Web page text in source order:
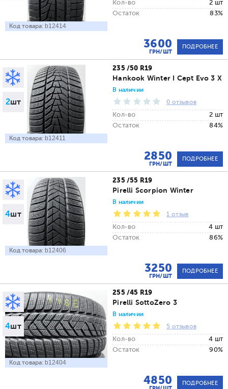
Код товара: b12414
Кол-во
2 шт
Остаток
83%
3600
ГРН/ШТ
ПОДРОБНЕЕ
2шт
Код товара: b12411
235 /50 R19
Hankook Winter I Cept Evo 3 X
В наличии
0 отзывов
Кол-во
2 шт
Остаток
84%
2850
ГРН/ШТ
ПОДРОБНЕЕ
4шт
Код товара: b12406
235 /55 R19
Pirelli Scorpion Winter
В наличии
1 отзыв
Кол-во
4 шт
Остаток
86%
3250
ГРН/ШТ
ПОДРОБНЕЕ
4шт
Код товара: b12404
255 /45 R19
Pirelli SottoZero 3
В наличии
5 отзывов
Кол-во
4 шт
Остаток
90%
4850 ПОДРОБНЕЕ